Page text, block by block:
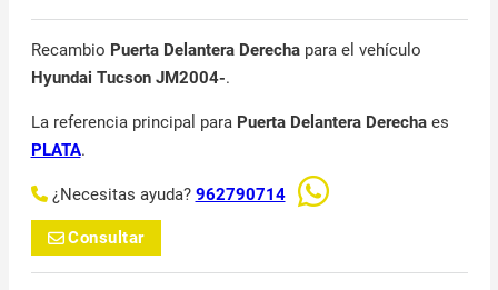
Recambio Puerta Delantera Derechapara el vehículo
Hyundai Tucson JM2004-.
La referencia principal para Puerta Delantera Derechaes
PLATA.
¿Necesitas ayuda? 962790714
Consultar